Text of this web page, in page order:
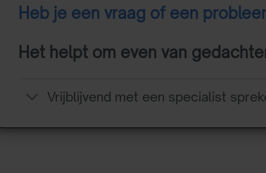
Heb je een vraag of een
Het helpt om even van
Vrijblijvend met een specialist